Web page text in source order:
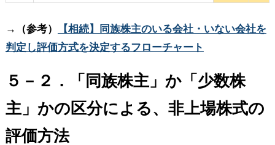
→（参考）
【相続】同族株主のいる会社・いない会社を
判定し評価方式を決定するフローチャート
５－２．「同族株主」か「少数株
主」かの区分による、非上場株式の
評価方法